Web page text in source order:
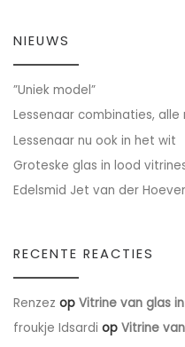
NIEUWS
”Uniek model”
Lessenaar combinaties, alle
Lessenaar nu ook in het wit
Groteske glas in lood
Edelsmid Jet van der
RECENTE REACTIES
Renzez op Vitrine van glas
froukje Idsardi op Vitrine